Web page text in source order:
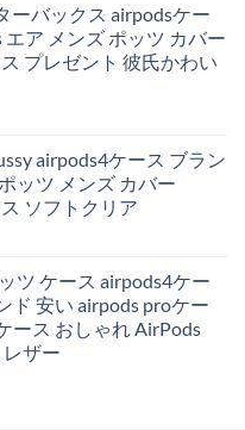
ーバックス airpodsケー
エア メンズ ポッツ カバー
プレゼント 彼氏かわい
airpods4ケース ブラン
ッツ メンズ カバー
ソフトクリア
ツ ケース airpods4ケー
ド 安い airpods proケー
ース おしゃれ AirPods
ザー